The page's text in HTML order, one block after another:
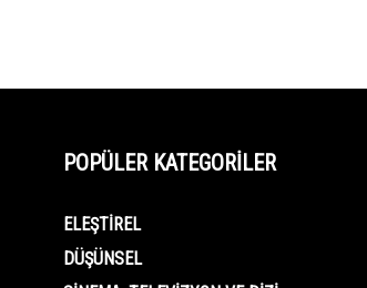
POPÜLER KATEGORİLER
ELEŞTIREL
DÜŞÜNSEL